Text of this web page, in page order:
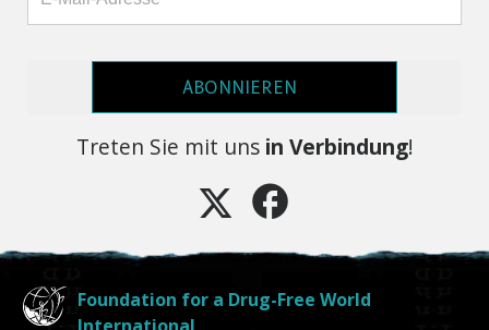
ABONNIEREN
Treten Sie mit uns in Verbindung!
Foundation for a Drug-Free World